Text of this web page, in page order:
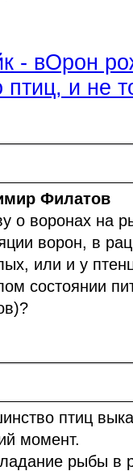
- вОрон
птиц, и не
Филатов
о воронах на
ворон, в
или и у
состоянии
птиц
момент.
рыбы в